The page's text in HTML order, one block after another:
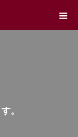
す。